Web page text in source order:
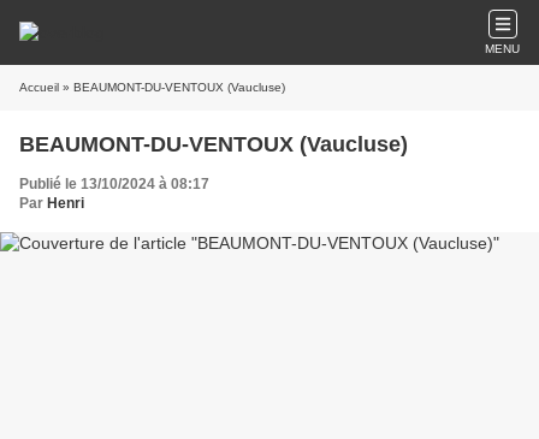
MENU
Accueil » BEAUMONT-DU-VENTOUX (Vaucluse)
BEAUMONT-DU-VENTOUX (Vaucluse)
Publié le 13/10/2024 à 08:17
Par Henri